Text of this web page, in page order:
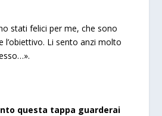
stati felici per me, che sono
l’obiettivo. Li sento anzi molto
questa tappa guarderai